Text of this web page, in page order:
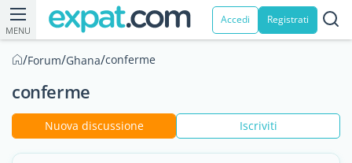
MENU
Accedi Registrati
/Forum/Ghana/conferme
conferme
Nuova discussione Iscriviti